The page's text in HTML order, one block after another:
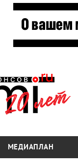
МЕДИАПЛАН